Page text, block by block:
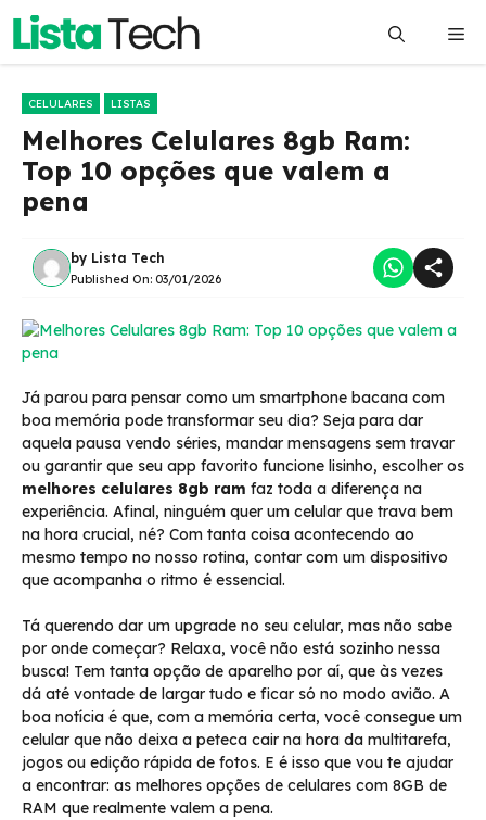
Pular
o
CELULARES LISTAS
Melhores Celulares 8gb Ram:
Top 10 opções que valem a
pena
by Lista Tech
Published On: 03/01/2026
Já parou para pensar como um smartphone bacana com
boa memória pode transformar seu dia? Seja para dar
aquela pausa vendo séries, mandar mensagens sem travar
ou garantir que seu app favorito funcione lisinho, escolher os
melhores celulares 8gb ram faz toda a diferença na
experiência. Afinal, ninguém quer um celular que trava bem
na hora crucial, né? Com tanta coisa acontecendo ao
mesmo tempo no nosso rotina, contar com um dispositivo
que acompanha o ritmo é essencial.
Tá querendo dar um upgrade no seu celular, mas não sabe
por onde começar? Relaxa, você não está sozinho nessa
busca! Tem tanta opção de aparelho por aí, que às vezes
dá até vontade de largar tudo e ficar só no modo avião. A
boa notícia é que, com a memória certa, você consegue um
celular que não deixa a peteca cair na hora da multitarefa,
jogos ou edição rápida de fotos. E é isso que vou te ajudar
a encontrar: as melhores opções de celulares com 8GB de
RAM que realmente valem a pena.